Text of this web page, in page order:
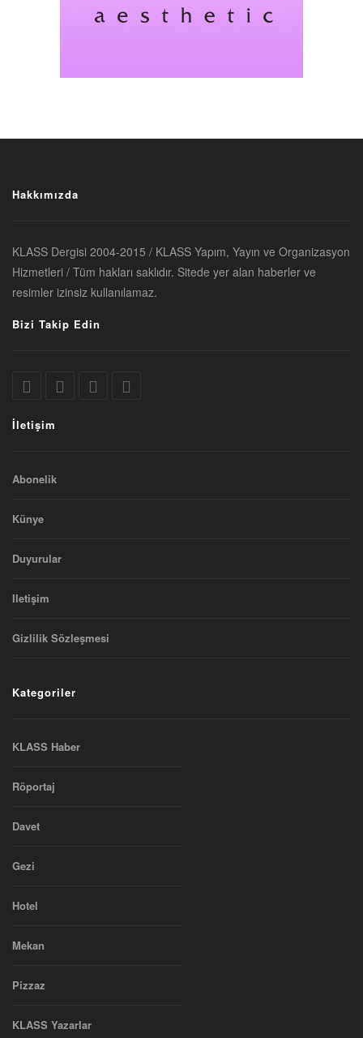
Hakkımızda
KLASS Dergisi 2004-2015 / KLASS Yapım, Yayın ve Organizasyon
Hizmetleri / Tüm hakları saklıdır. Sitede yer alan haberler ve
resimler izinsiz kullanılamaz.
Bizi Takip Edin
İletişim
Abonelik
Künye
Duyurular
Iletişim
Gizlilik Sözleşmesi
Kategoriler
KLASS Haber
Röportaj
Davet
Gezi
Hotel
Mekan
Pizzaz
KLASS Yazarlar